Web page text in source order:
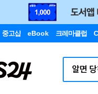
중고샵 eBook 크레마클럽